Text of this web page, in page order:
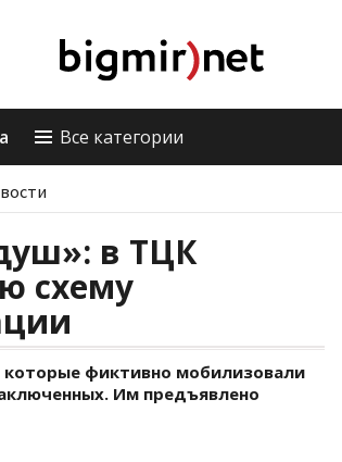
Все категории
в ТЦК
схему
фиктивно мобилизовали
Им предъявлено